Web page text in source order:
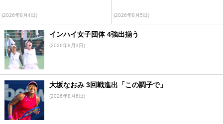
(2026年8月4日) (2026年8月5日)
インハイ女子団体 4強出揃う
(2026年8月3日)
大坂なおみ 3回戦進出「この調子で」
(2026年8月6日)